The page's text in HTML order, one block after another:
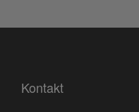
Kontakt